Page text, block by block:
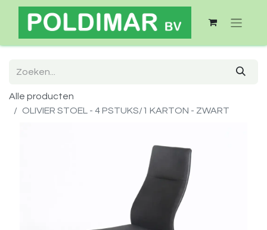
Alle producten
OLIVIER STOEL - 4 PSTUKS/1 KARTON - ZWART